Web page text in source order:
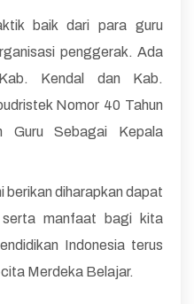
baik dari para guru
penggerak. Ada
Kendal dan Kab.
Nomor 40 Tahun
Guru Sebagai Kepala
berikan diharapkan dapat
serta manfaat bagi kita
Indonesia terus
Merdeka Belajar.